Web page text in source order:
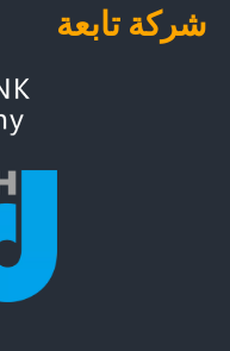
شركة تابعة